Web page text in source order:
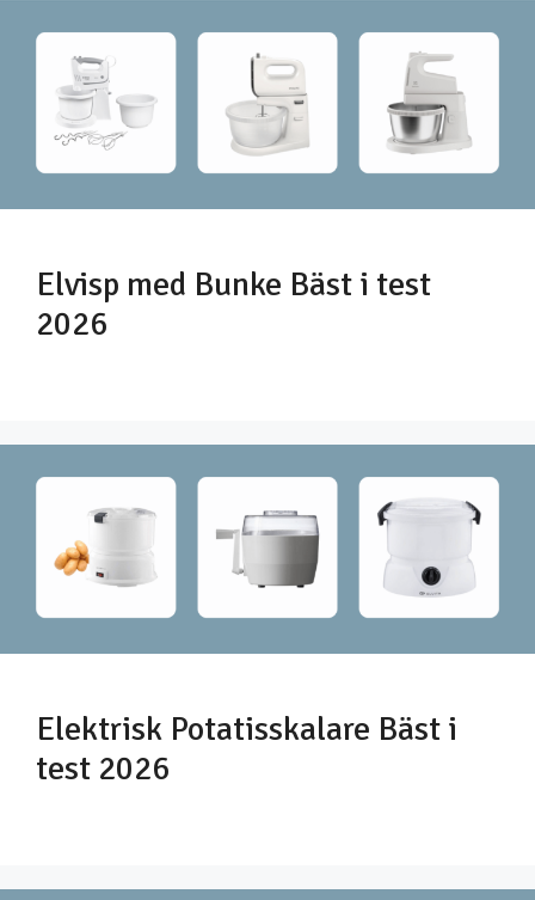
Elvisp med Bunke Bäst i test
2026
Elektrisk Potatisskalare Bäst i
test 2026